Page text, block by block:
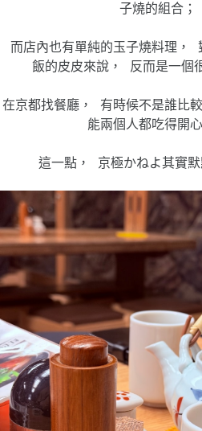
子燒的組合；
而店內也有單純的玉子燒料理，
飯的皮皮來說， 反而是一個
在京都找餐廳， 有時候不是誰比
能兩個人都吃得開心
這一點， 京極かねよ其實默